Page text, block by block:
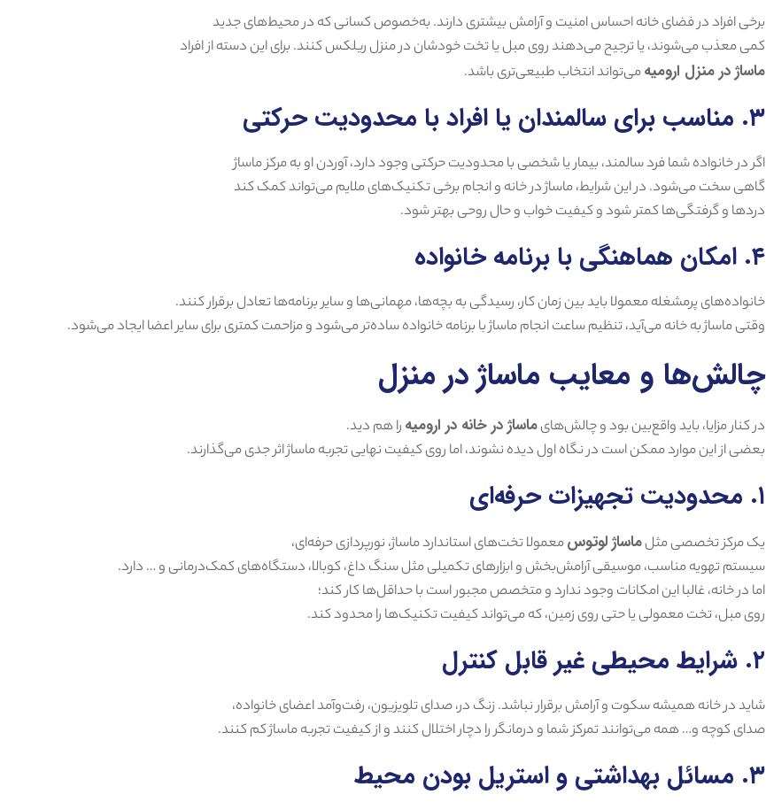
برخی افراد در فضای خانه احساس امنیت و آرامش بیشتری دارند. به‌خصوص کسانی که در محیط‌های جدید
کمی معذب می‌شوند، یا ترجیح می‌دهند روی مبل یا تخت خودشان در منزل ریلکس کنند. برای این دسته از افراد
ماساژ در منزل ارومیهمی‌تواند انتخاب طبیعی‌تری باشد.
۳. مناسب برای سالمندان یا افراد با محدودیت حرکتی
اگر در خانواده شما فرد سالمند، بیمار یا شخصی با محدودیت حرکتی وجود دارد، آوردن او به مرکز ماساژ
گاهی سخت می‌شود. در این شرایط، ماساژ در خانه و انجام برخی تکنیک‌های ملایم می‌تواند کمک کند
دردها و گرفتگی‌ها کمتر شود و کیفیت خواب و حال روحی بهتر شود.
۴. امکان هماهنگی با برنامه خانواده
خانواده‌های پرمشغله معمولا باید بین زمان کار، رسیدگی به بچه‌ها، مهمانی‌ها و سایر برنامه‌ها تعادل برقرار کنند.
وقتی ماساژ به خانه می‌آید، تنظیم ساعت انجام ماساژ با برنامه خانواده ساده‌تر می‌شود و مزاحمت کمتری برای سایر اعضا ایجاد می‌شود.
چالش‌ها و معایب ماساژ در منزل
در کنار مزایا، باید واقع‌بین بود و چالش‌هایماساژ در خانه در ارومیه را هم دید.
بعضی از این موارد ممکن است در نگاه اول دیده نشوند، اما روی کیفیت نهایی تجربه ماساژ اثر جدی می‌گذارند.
۱. محدودیت تجهیزات حرفه‌ای
یک مرکز تخصصی مثلماساژ لوتوسمعمولا تخت‌های استاندارد ماساژ، نورپردازی حرفه‌ای،
سیستم تهویه مناسب، موسیقی آرامش‌بخش و ابزارهای تکمیلی مثل سنگ داغ، کوبالا، دستگاه‌های کمک‌درمانی و … دارد.
اما در خانه، غالبا این امکانات وجود ندارد و متخصص مجبور است با حداقل‌ها کار کند؛
روی مبل، تخت معمولی یا حتی روی زمین، که می‌تواند کیفیت تکنیک‌ها را محدود کند.
۲. شرایط محیطی غیر قابل کنترل
شاید در خانه همیشه سکوت و آرامش برقرار نباشد. زنگ در، صدای تلویزیون، رفت‌وآمد اعضای خانواده،
صدای کوچه و… همه می‌توانند تمرکز شما و درمانگر را دچار اختلال کنند و از کیفیت تجربه ماساژ کم کنند.
۳. مسائل بهداشتی و استریل بودن محیط